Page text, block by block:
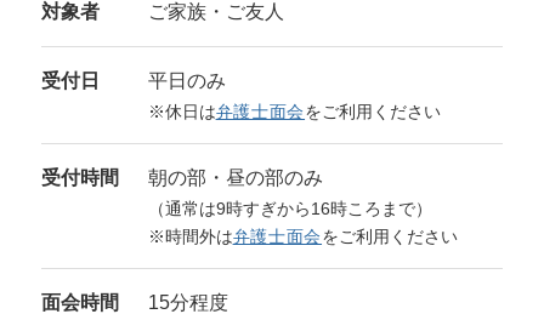
対象者 ご家族・ご友人
受付日 平日のみ
※休日は弁護士面会をご利用ください
受付時間 朝の部・昼の部のみ
（通常は9時すぎから16時ころまで）
※時間外は弁護士面会をご利用ください
面会時間 15分程度